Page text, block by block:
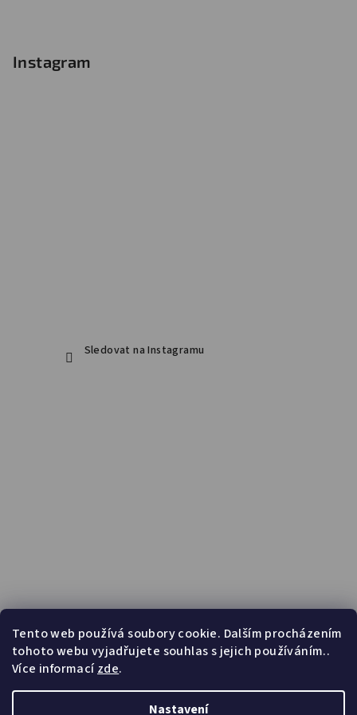
Tento web používá soubory cookie. Dalším procházením
tohoto webu vyjadřujete souhlas s jejich používáním..
Více informacízde.
Nastavení
Instagram
Sledovat na Instagramu